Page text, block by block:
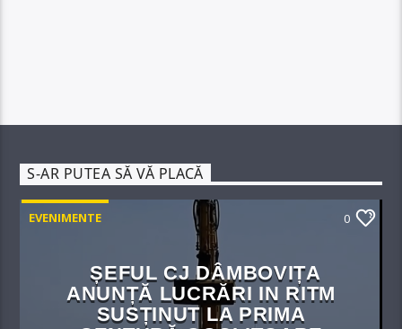
S-AR PUTEA SĂ VĂ PLACĂ
EVENIMENTE 0
ȘEFUL CJ DÂMBOVIȚA
ANUNȚĂ LUCRĂRI IN RITM
SUSȚINUT LA PRIMA